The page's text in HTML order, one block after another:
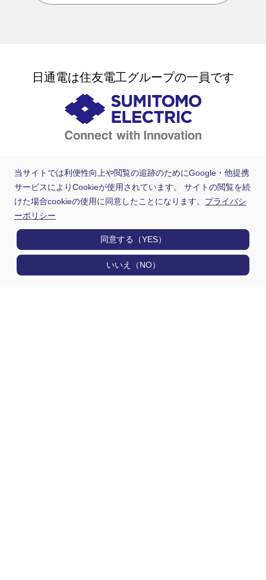
当サイトでは利便性向上や閲覧の追跡のためにGoogle・他提携
サービスによりCookieが使用されています。 サイトの閲覧を続
けた場合cookieの使用に同意したことになります。 プライバシ
ーポリシー
いいえ（NO）
同意する（YES）
日通電は住友電工グループの一員です
製品情報